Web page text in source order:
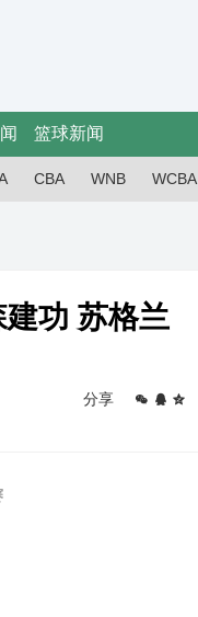
篮球新闻
CBA WNB WCBA
功 苏格兰
分享